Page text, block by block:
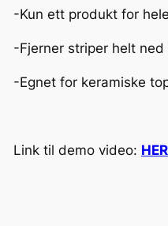
a
-Kun ett produkt for
-Fjerner striper helt ned
-Egnet for keramiske
Link til demo video: HER